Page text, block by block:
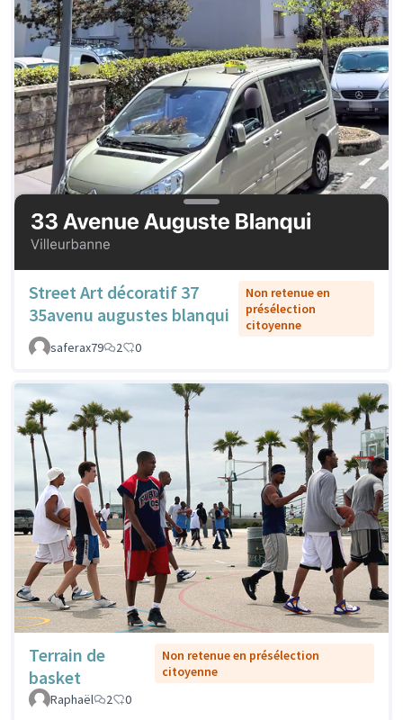
Street Art décoratif 37
35avenu augustes blanqui
Non retenue en
présélection
citoyenne
saferax79
2 0
Terrain de
basket
Non retenue en présélection
citoyenne
Raphaël
2 0